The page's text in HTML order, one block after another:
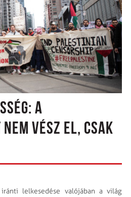
A
NEM VÉSZ EL, CSAK
lelkesedése valójában a világ